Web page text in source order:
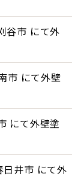
谷市 にて外
市 にて外壁
にて外壁塗
井市 にて外